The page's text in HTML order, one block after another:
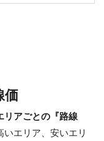
価
リアごとの『路線
エリア、安いエリ